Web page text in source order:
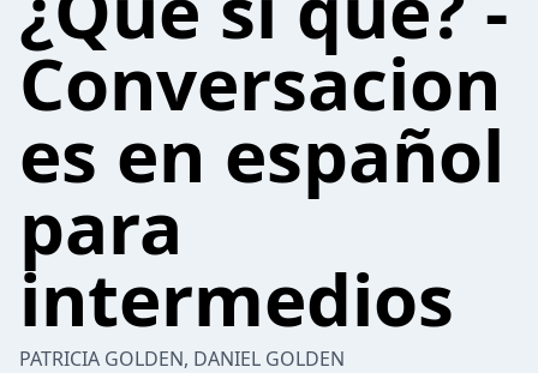
Conversacion
es en español
para
intermedios
PATRICIA GOLDEN, DANIEL GOLDEN